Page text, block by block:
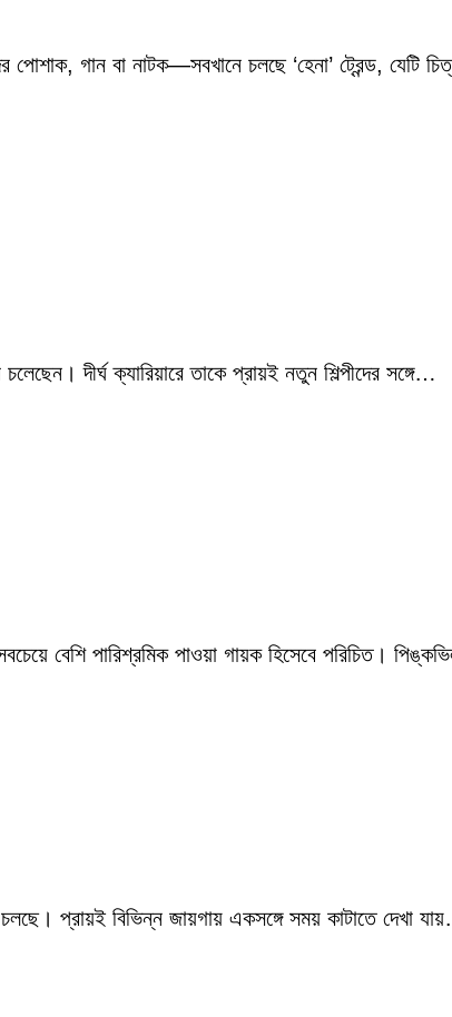
গান বা নাটক—সবখানে চলছে ‘হেনা’ ট্রেন্ড, যেটি
দীর্ঘ ক্যারিয়ারে তাকে প্রায়ই নতুন শিল্পীদের সঙ্গে…
বেশি পারিশ্রমিক পাওয়া গায়ক হিসেবে পরিচিত।
প্রায়ই বিভিন্ন জায়গায় একসঙ্গে সময় কাটাতে দেখা